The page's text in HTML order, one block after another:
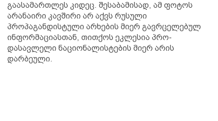
გაასამართლეს კიდეც. შესაბამისად, ამ ფოტოს
არანაირი კავშირი არ აქვს რუსული
პროპაგანდისტული არხების მიერ გავრცელებულ
ინფორმაციასთან, თითქოს ეკლესია პრო-
დასავლელი ნაციონალისტების მიერ არის
დარბეული.